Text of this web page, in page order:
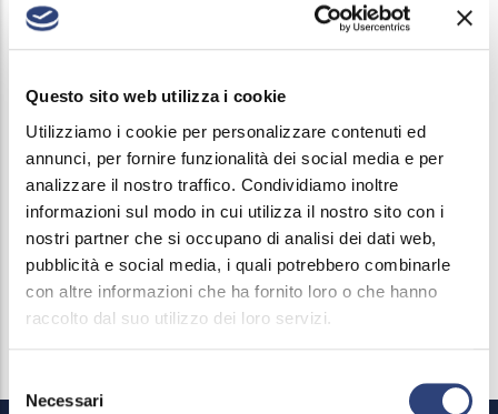
Questo sito web utilizza i cookie
Utilizziamo i cookie per personalizzare contenuti ed
annunci, per fornire funzionalità dei social media e per
analizzare il nostro traffico. Condividiamo inoltre
informazioni sul modo in cui utilizza il nostro sito con i
nostri partner che si occupano di analisi dei dati web,
pubblicità e social media, i quali potrebbero combinarle
con altre informazioni che ha fornito loro o che hanno
raccolto dal suo utilizzo dei loro servizi.
delNecessari
GHEDI
On July 11th 2025 from 13:00 p.m. to 20:00 p.m. a
drop in water pressure may occur in the municipal
area.
Maintenance work is underway on the water system.